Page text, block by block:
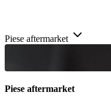
Piese aftermarket
Piese aftermarket